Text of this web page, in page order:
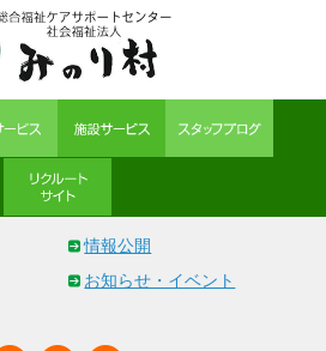
情報公開
お知らせ・イベント